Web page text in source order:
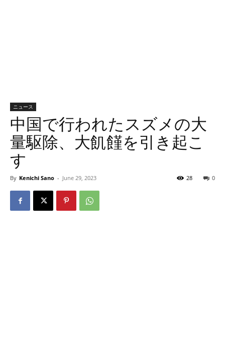
ニュース
中国で行われたスズメの大
量駆除、大飢饉を引き起こ
す
By Kenichi Sano - June 29, 2023 0
28